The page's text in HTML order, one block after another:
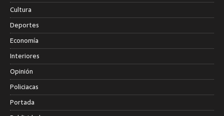
Cultura
Deportes
Economía
Interiores
Opinión
Policiacas
Portada